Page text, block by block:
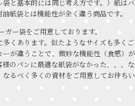
と基本的には同じ考え方です。）紙はバ
紙袋とは機能性が全く違う商品です。
ー袋をご用意しております。
くあります。似たようなサイズも多くご
が違うことで、微妙な機能性（食感）が
のパンに最適な紙袋がなかった、、、な
るべく多くの資材をご用意してお待ちい